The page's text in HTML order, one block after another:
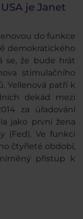
je Janet
do funkce
demokratického
se, že bude hrát
stimulačního
Yellenová patří k
dekád mezi
za úřadování
jako první žena
(Fed). Ve funkci
čtyřleté období,
přístup k